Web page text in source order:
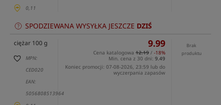
0,11
SPODZIEWANA WYSYŁKA JESZCZE DZIŚ
ciężar 100 g
MPN:
CED020
EAN:
5056808513964
9.99
Cena katalogowa 12.19 / -18%
Min. cena z 30 dni: 9.49
Koniec promocji: 07-08-2026, 23:59 lub do
wyczerpania zapasów
Brak
produktu